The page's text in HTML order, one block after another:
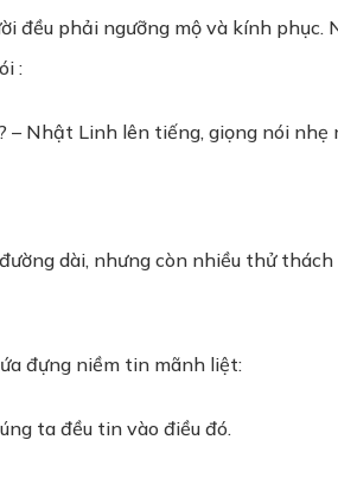
đều phải ngưỡng mộ và kính
:
– Nhật Linh lên tiếng, giọng nói
dài, nhưng còn nhiều thử
đựng niềm tin mãnh liệt:
ta đều tin vào điều đó.